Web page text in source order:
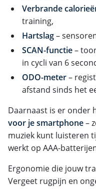
Verbrande
training,
Hartslag–
SCAN-functie–
in cycli van 6
ODO-meter–
afstand sinds het
Daarnaast is er onder
voor je smartphone–
muziek kunt luisteren
werkt op AAA-
Ergonomie die jouw
Vergeet rugpijn en